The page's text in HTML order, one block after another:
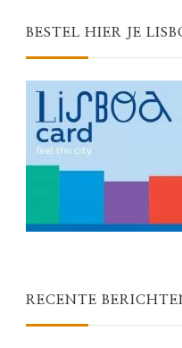
BESTEL HIER JE
RECENTE